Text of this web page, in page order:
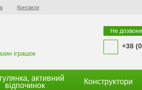
Контакти
іграшок
Не
+38
активний
відпочинок
Конструктори